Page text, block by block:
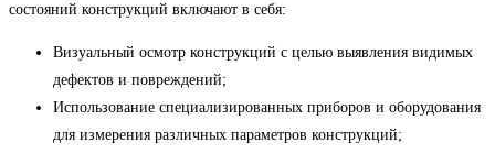
состояний конструкций включают в себя:
Визуальный осмотр конструкций с целью выявления видимых
дефектов и повреждений;
Использование специализированных приборов и оборудования
для измерения различных параметров конструкций;